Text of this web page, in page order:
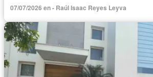
Estacionamiento
Gas natural
Azotea
Seguridad
Zonas verdes
Completamente amueblado
07/07/2026 en - Raúl Isaac Reyes Leyva